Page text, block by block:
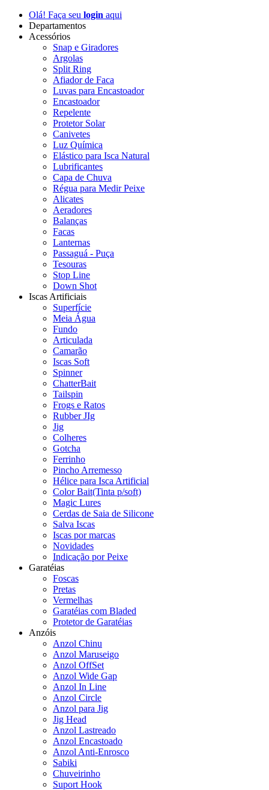
Olá! Faça seu login aqui
Departamentos
Acessórios
Snap e Giradores
Argolas
Split Ring
Afiador de Faca
Luvas para Encastoador
Encastoador
Repelente
Protetor Solar
Canivetes
Luz Química
Elástico para Isca Natural
Lubrificantes
Capa de Chuva
Régua para Medir Peixe
Alicates
Aeradores
Balanças
Facas
Lanternas
Passaguá - Puça
Tesouras
Stop Line
Down Shot
Iscas Artificiais
Superfície
Meia Água
Fundo
Articulada
Camarão
Iscas Soft
Spinner
ChatterBait
Tailspin
Frogs e Ratos
Rubber JIg
Jig
Colheres
Gotcha
Ferrinho
Pincho Arremesso
Hélice para Isca Artificial
Color Bait(Tinta p/soft)
Magic Lures
Cerdas de Saia de Silicone
Salva Iscas
Iscas por marcas
Novidades
Indicação por Peixe
Garatéias
Foscas
Pretas
Vermelhas
Garatéias com Bladed
Protetor de Garatéias
Anzóis
Anzol Chinu
Anzol Maruseigo
Anzol OffSet
Anzol Wide Gap
Anzol In Line
Anzol Circle
Anzol para Jig
Jig Head
Anzol Lastreado
Anzol Encastoado
Anzol Anti-Enrosco
Sabiki
Chuveirinho
Suport Hook